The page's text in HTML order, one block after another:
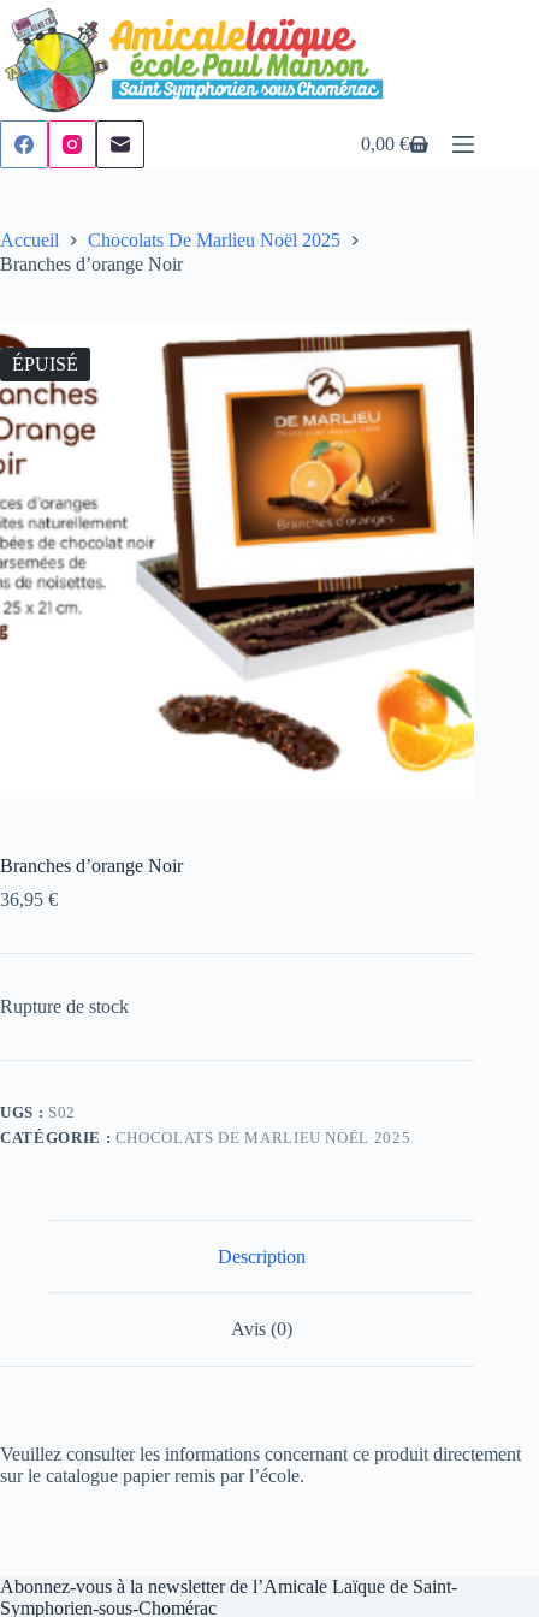
Passer
au
contenu
Panier
0,00€
Accueil
Chocolats De Marlieu Noël 2025
Branches d’orange Noir
ÉPUISÉ
Branches d’orange Noir
36,95 €
Rupture de stock
UGS : S02
CATÉGORIE : CHOCOLATS DE MARLIEU NOËL 2025
Description
Avis (0)
Veuillez consulter les informations concernant ce produit directement
sur le catalogue papier remis par l’école.
Abonnez-vous à la newsletter de l’Amicale Laïque de Saint-
Symphorien-sous-Chomérac